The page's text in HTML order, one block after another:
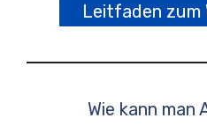
Leitfaden zum
Wie kann